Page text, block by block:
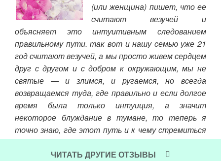
(или женщина) пишет, что ее
считают везучей и
объясняет это интуитивным следованием
правильному пути. так вот и нашу семью уже 21
год считают везучей, а мы просто живем сердцем
друг с другом и с добром к окружающим, мы не
святые — и злимся, и ругаемся, но всегда
возвращаемся туда, где правильно и если долгое
время была только интуиция, а значит
некоторое блуждание в тумане, то теперь я
точно знаю, где этот путь и к чему стремиться
и пересказываю это мужу.
ЧИТАТЬ ДРУГИЕ ОТЗЫВЫ